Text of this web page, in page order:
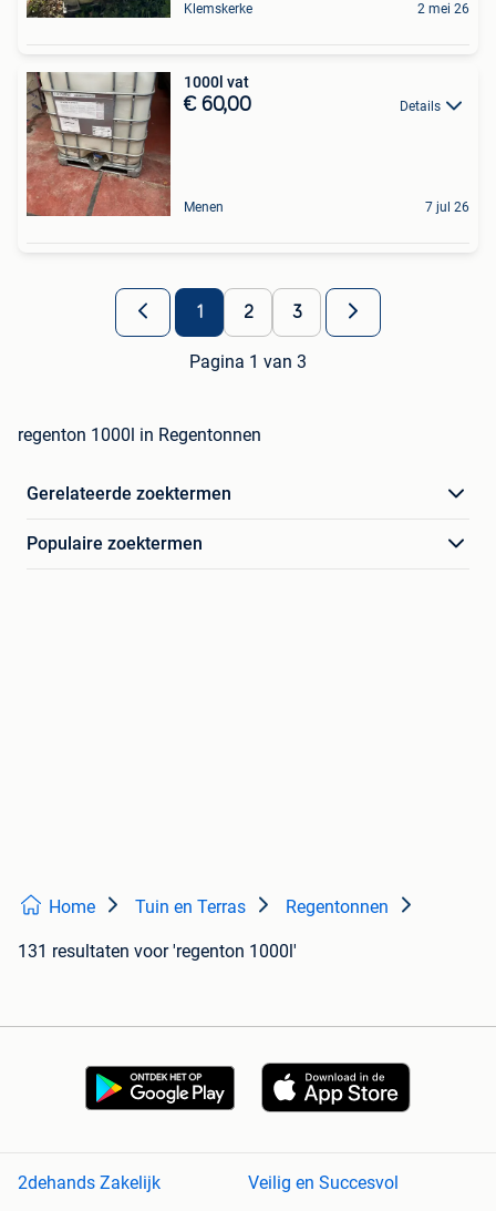
Klemskerke 2 mei 26
1000l vat
€ 60,00 Details
Menen 7 jul 26
1 2 3
Pagina 1 van 3
regenton 1000l in Regentonnen
Gerelateerde zoektermen
Populaire zoektermen
Home Tuin en Terras Regentonnen
131 resultaten voor 'regenton 1000l'
2dehands Zakelijk Veilig en Succesvol